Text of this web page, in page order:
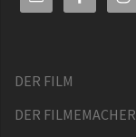
DER FILM
DER FILMEMACHER